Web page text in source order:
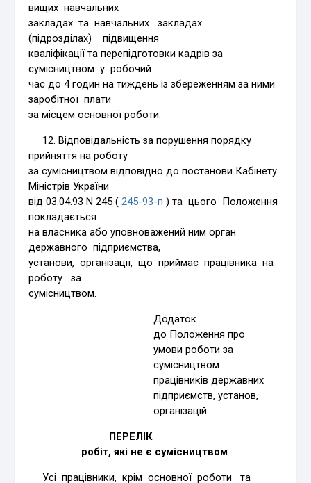
вищих навчальних
закладах та навчальних закладах
(підрозділах) підвищення
кваліфікації та перепідготовки кадрів за
сумісництвом у робочий
час до 4 годин на тиждень із збереженням за ними
заробітної плати
за місцем основної роботи.
12. Відповідальність за порушення порядку
прийняття на роботу
за сумісництвом відповідно до постанови Кабінету
Міністрів України
від 03.04.93 N 245 (245-93-п ) та цього Положення
покладається
на власника або уповноважений ним орган
державного підприємства,
установи, організації, що приймає працівника на
роботу за
сумісництвом.
Додаток
до Положення про
умови роботи за
сумісництвом
працівників державних
підприємств, установ,
організацій
ПЕРЕЛІК
робіт, які не є сумісництвом
Усі працівники, крім основної роботи та